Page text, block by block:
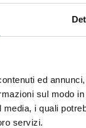
ed
sul modo
i quali
servizi.
Policy